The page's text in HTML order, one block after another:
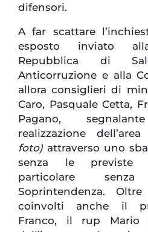
difensori.
A far scattare
esposto inviato
Repubblica di
Anticorruzione e alla
allora consiglieri di
Caro, Pasquale Cetta,
Pagano,
realizzazione
foto) attraverso uno
senza le previste
particolare
Soprintendenza.
coinvolti anche il
Franco, il rup Mario